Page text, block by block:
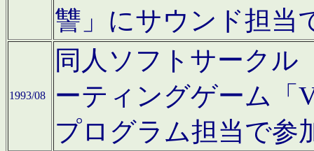
讐」にサウンド担当
1993/08
同人ソフトサークル
ーティングゲーム「
プログラム担当で参